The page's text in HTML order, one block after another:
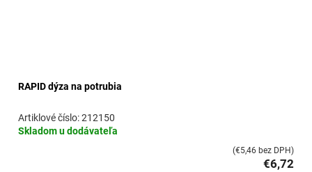
RAPID dýza na potrubia
Skladom u dodávateľa
212150
€6,72
(€5,46 bez DPH)